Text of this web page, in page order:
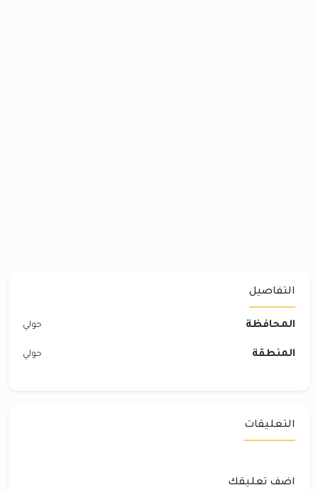
التفاصيل
المحافظة حولي
المنطقة حولي
التعليقات
اضف تعليقك